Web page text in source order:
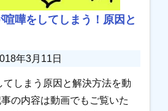
嘩をしてしまう！原因と
年3月11日
てしまう原因と解決方法を動
の内容は動画でもご覧いた